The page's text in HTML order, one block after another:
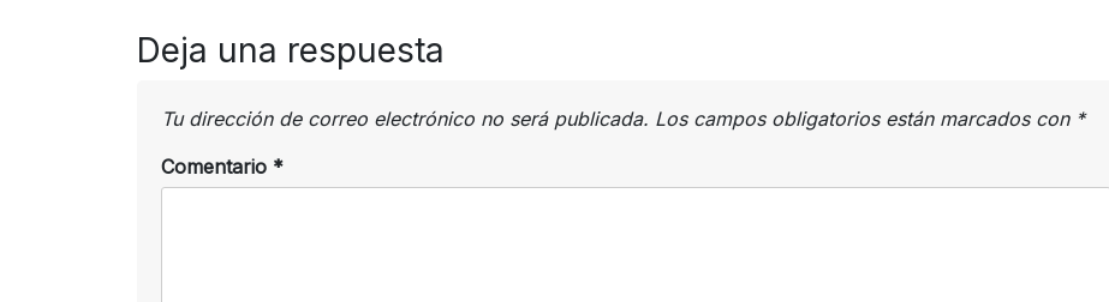
Deja una respuesta
Tu dirección de correo electrónico no será publicada. Los campos obligatorios están marcados con *
Comentario *